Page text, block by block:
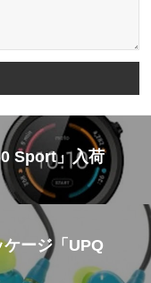
Sport」入荷
ージ「UPQ